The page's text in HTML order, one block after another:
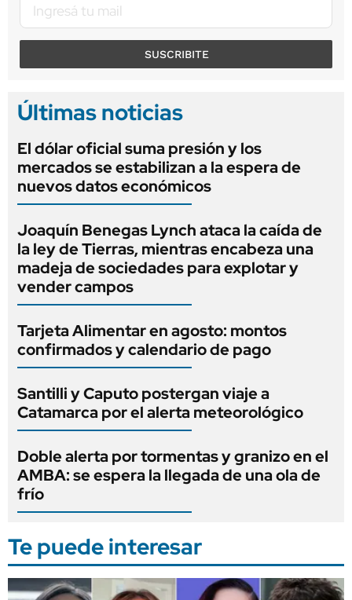
SUSCRIBITE
Últimas noticias
El dólar oficial suma presión y los
mercados se estabilizan a la espera de
nuevos datos económicos
Joaquín Benegas Lynch ataca la caída de
la ley de Tierras, mientras encabeza una
madeja de sociedades para explotar y
vender campos
Tarjeta Alimentar en agosto: montos
confirmados y calendario de pago
Santilli y Caputo postergan viaje a
Catamarca por el alerta meteorológico
Doble alerta por tormentas y granizo en el
AMBA: se espera la llegada de una ola de
frío
Te puede interesar